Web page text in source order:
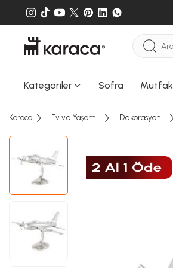
Kategoriler Sofra Mutfak
Karaca Ev ve Yaşam Dekorasyon